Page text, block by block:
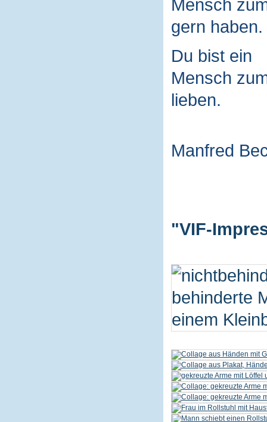
Mensch
gern haben.
Du bist ein
Mensch
lieben.
Manfred
"VIF-